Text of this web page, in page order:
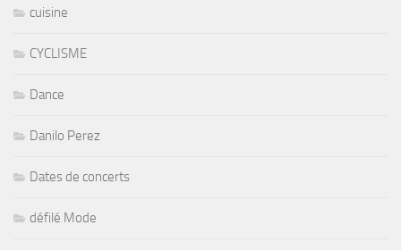
cuisine
CYCLISME
Dance
Danilo Perez
Dates de concerts
défilé Mode